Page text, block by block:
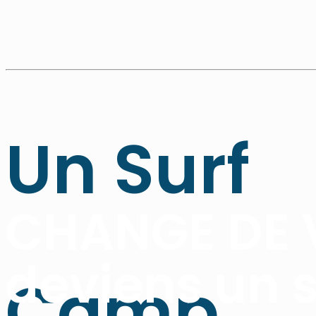
deviens un
Un Surf